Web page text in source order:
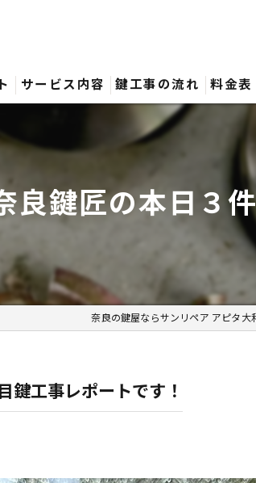
サービス内容 鍵工事の流れ 料金表
良鍵匠の本日３
奈良の鍵屋ならサンリペア アピタ大
鍵工事レポートです！